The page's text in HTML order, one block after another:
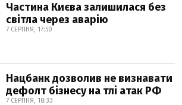
Частина Києва залишилася без
світла через аварію
7 СЕРПНЯ, 17:50
Нацбанк дозволив не визнавати
дефолт бізнесу на тлі атак РФ
7 СЕРПНЯ, 18:33